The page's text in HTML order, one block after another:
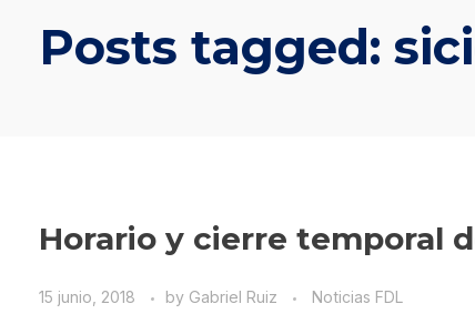
Posts tagged:
Horario y cierre temporal
15 junio, 2018 by Gabriel Ruiz Noticias FDL